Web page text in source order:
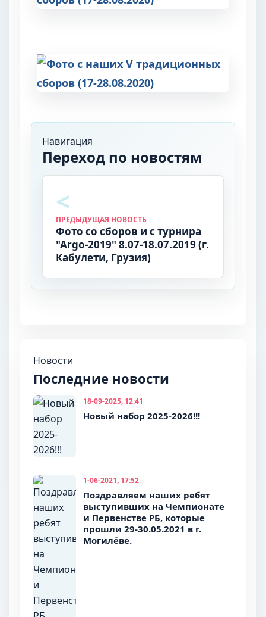
Навигация
Переход по новостям
ПРЕДЫДУЩАЯ НОВОСТЬ
Фото со сборов и с турнира
"Argo-2019" 8.07-18.07.2019 (г.
Кабулети, Грузия)
Новости
Последние новости
18-09-2025, 12:41
Новый набор 2025-2026!!!
1-06-2021, 17:52
Поздравляем наших ребят
выступивших на Чемпионате
и Первенстве РБ, которые
прошли 29-30.05.2021 в г.
Могилёве.